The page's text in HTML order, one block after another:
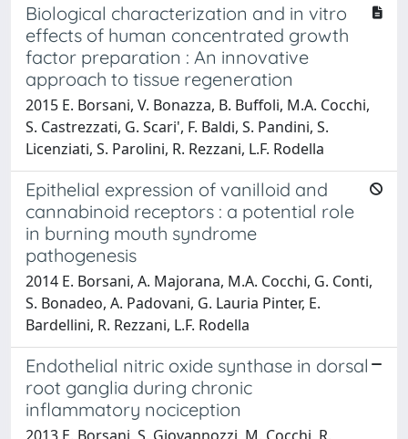
Biological characterization and in vitro
effects of human concentrated growth
factor preparation : An innovative
approach to tissue regeneration
2015 E. Borsani, V. Bonazza, B. Buffoli, M.A. Cocchi,
S. Castrezzati, G. Scari', F. Baldi, S. Pandini, S.
Licenziati, S. Parolini, R. Rezzani, L.F. Rodella
Epithelial expression of vanilloid and
cannabinoid receptors : a potential role
in burning mouth syndrome
pathogenesis
2014 E. Borsani, A. Majorana, M.A. Cocchi, G. Conti,
S. Bonadeo, A. Padovani, G. Lauria Pinter, E.
Bardellini, R. Rezzani, L.F. Rodella
Endothelial nitric oxide synthase in dorsal
root ganglia during chronic
inflammatory nociception